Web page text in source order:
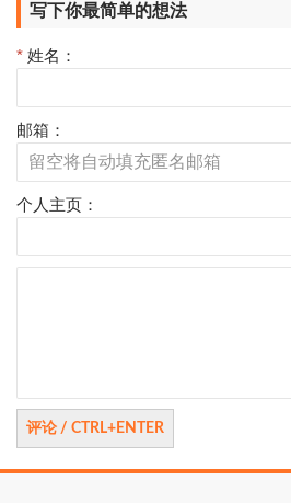
写下你最简单的想法
* 姓名：
邮箱：
个人主页：